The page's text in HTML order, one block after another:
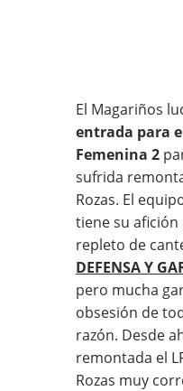
El Magariños
entrada para
Femenina 2
sufrida
Rozas. El
tiene su
repleto de
DEFENSA Y
pero mucha
obsesión de
razón. Desde
remontada el
Rozas muy